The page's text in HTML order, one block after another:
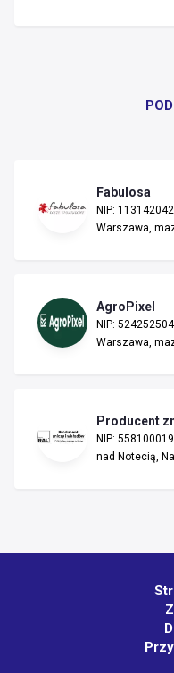
Fabulosa
NIP:
Warszawa,
AgroPixel
NIP:
Warszawa,
Producent
NIP:
nad Notecią,